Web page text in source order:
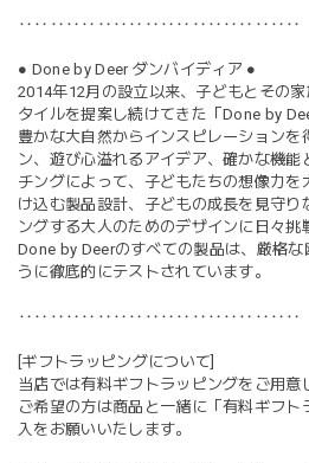
‥‥‥‥‥‥‥‥‥‥‥‥‥‥‥‥‥‥
● Done by Deer ダンバイディア ●
2014年12月の設立以来、子どもとその
タイルを提案し続けてきた「Done by
豊かな大自然からインスピレーションを
ン、遊び心溢れるアイデア、確かな機
チングによって、子どもたちの想像力
け込む製品設計、子どもの成長を見守り
ングする大人のためのデザインに日々挑
Done by Deerのすべての製品は、厳格
うに徹底的にテストされています。
‥‥‥‥‥‥‥‥‥‥‥‥‥‥‥‥‥‥
[ギフトラッピングについて]
当店では有料ギフトラッピングをご用意
ご希望の方は商品と一緒に「有料ギフ
入をお願いいたします。